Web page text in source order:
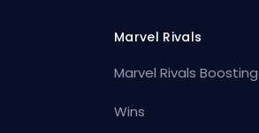
Marvel Rivals
Marvel Rivals Boosting
Wins